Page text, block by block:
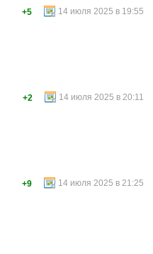
14 июля 2025 в 19:55
+5
14 июля 2025 в 20:11
+2
14 июля 2025 в 21:25
+9